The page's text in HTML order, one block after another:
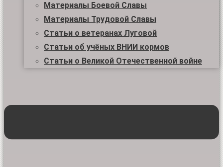
Материалы Боевой Славы
Материалы Трудовой Славы
Статьи о ветеранах Луговой
Статьи об учёных ВНИИ кормов
Статьи о Великой Отечественной войне